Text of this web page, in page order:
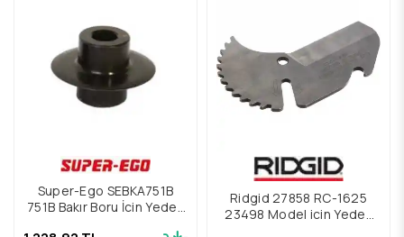
Super-Ego SEBKA751B
751B Bakır Boru İçin Yedek
Ridgid 27858 RC-1625
23498 Model için Yedek